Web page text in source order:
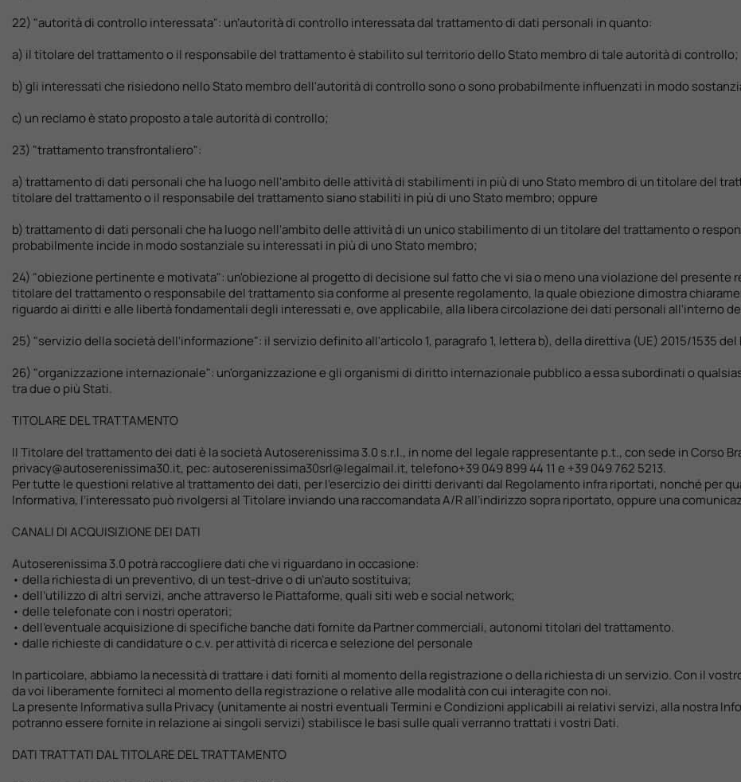
22) "autorità di controllo interessata": un'autorità di controllo interessata dal trattamento di dati personali in quanto:
a) il titolare del trattamento o il responsabile del trattamento è stabilito sul territorio dello Stato membro di tale autorità di controllo;
b) gli interessati che risiedono nello Stato membro dell'autorità di controllo sono o sono probabilmente influenzati in modo
c) un reclamo è stato proposto a tale autorità di controllo;
23) "trattamento transfrontaliero":
a) trattamento di dati personali che ha luogo nell'ambito delle attività di stabilimenti in più di uno Stato membro di un titolare del
titolare del trattamento o il responsabile del trattamento siano stabiliti in più di uno Stato membro; oppure
b) trattamento di dati personali che ha luogo nell'ambito delle attività di un unico stabilimento di un titolare del trattamento o
probabilmente incide in modo sostanziale su interessati in più di uno Stato membro;
24) "obiezione pertinente e motivata": un'obiezione al progetto di decisione sul fatto che vi sia o meno una violazione del presente
titolare del trattamento o responsabile del trattamento sia conforme al presente regolamento, la quale obiezione dimostra
riguardo ai diritti e alle libertà fondamentali degli interessati e, ove applicabile, alla libera circolazione dei dati personali all'interno
25) "servizio della società dell'informazione": il servizio definito all'articolo 1, paragrafo 1, lettera b), della direttiva (UE) 2015/1535
26) "organizzazione internazionale": un'organizzazione e gli organismi di diritto internazionale pubblico a essa subordinati o
tra due o più Stati.
TITOLARE DEL TRATTAMENTO
Il Titolare del trattamento dei dati è la società Autoserenissima 3.0 s.r.l., in nome del legale rappresentante p.t., con sede in Corso
privacy@autoserenissima30.it, pec: autoserenissima30srl@legalmail.it, telefono+39 049 899 44 11 e +39 049 762 5213.
Per tutte le questioni relative al trattamento dei dati, per l’esercizio dei diritti derivanti dal Regolamento infra riportati, nonché per
Informativa, l’interessato può rivolgersi al Titolare inviando una raccomandata A/R all’indirizzo sopra riportato, oppure una
CANALI DI ACQUISIZIONE DEI DATI
Autoserenissima 3.0 potrà raccogliere dati che vi riguardano in occasione:
• della richiesta di un preventivo, di un test-drive o di un’auto sostituiva;
• dell’utilizzo di altri servizi, anche attraverso le Piattaforme, quali siti web e social network;
• delle telefonate con i nostri operatori;
• dell’eventuale acquisizione di specifiche banche dati fornite da Partner commerciali, autonomi titolari del trattamento.
• dalle richieste di candidature o c.v. per attività di ricerca e selezione del personale
In particolare, abbiamo la necessità di trattare i dati forniti al momento della registrazione o della richiesta di un servizio. Con il
da voi liberamente forniteci al momento della registrazione o relative alle modalità con cui interagite con noi.
La presente Informativa sulla Privacy (unitamente ai nostri eventuali Termini e Condizioni applicabili ai relativi servizi, alla nostra
potranno essere fornite in relazione ai singoli servizi) stabilisce le basi sulle quali verranno trattati i vostri Dati.
DATI TRATTATI DAL TITOLARE DEL TRATTAMENTO